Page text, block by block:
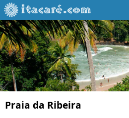
Praia da Ribeira